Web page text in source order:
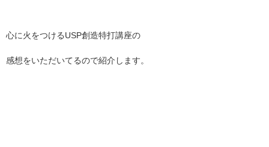
心に火をつけるUSP創造特打講座の
感想をいただいてるので紹介します。